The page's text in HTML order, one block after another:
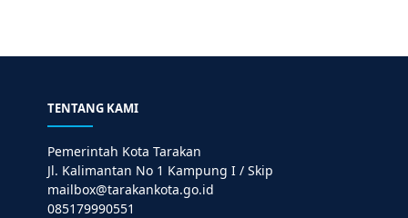
TENTANG KAMI
Pemerintah Kota Tarakan
Jl. Kalimantan No 1 Kampung I / Skip
mailbox@tarakankota.go.id
085179990551